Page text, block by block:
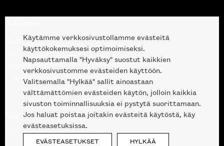
Tuotteet
Suunnittelupalvelu
Projektimyynti
Liike Helsingin keskustassa
Outlet
Poistuvat mallikappaleet
Käytämme verkkosivustollamme evästeitä
käyttökokemuksesi optimoimiseksi.
Napsauttamalla "Hyväksy" suostut kaikkien
verkkosivustomme evästeiden käyttöön.
Valitsemalla "Hylkää" sallit ainoastaan
välttämättömien evästeiden käytön, jolloin kaikkia
sivuston toiminnallisuuksia ei pystytä suorittamaan.
Jos haluat poistaa joitakin evästeitä käytöstä, käy
evästeasetuksissa.
EVÄSTEASETUKSET HYLKÄÄ